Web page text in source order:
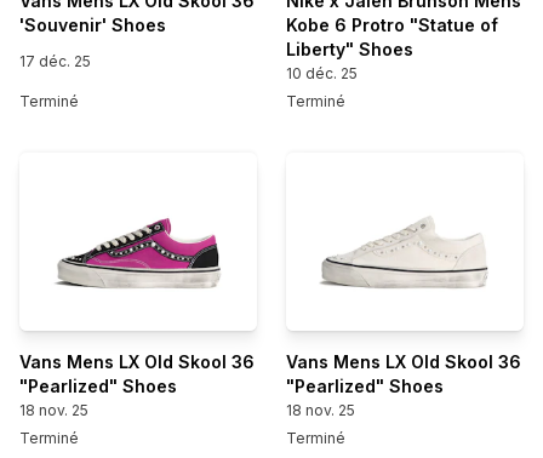
'Souvenir' Shoes
17 déc. 25
Terminé
Kobe 6 Protro "Statue of
Liberty" Shoes
10 déc. 25
Terminé
Vans Mens LX Old Skool 36
"Pearlized" Shoes
18 nov. 25
Terminé
Vans Mens LX Old Skool 36
"Pearlized" Shoes
18 nov. 25
Terminé